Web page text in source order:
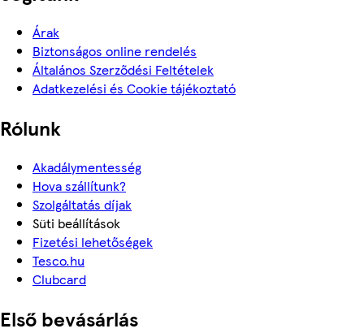
Árak
Biztonságos online rendelés
Általános Szerződési Feltételek
Adatkezelési és Cookie tájékoztató
Rólunk
Akadálymentesség
Hova szállítunk?
Szolgáltatás díjak
Süti beállítások
Fizetési lehetőségek
Tesco.hu
Clubcard
Első bevásárlás